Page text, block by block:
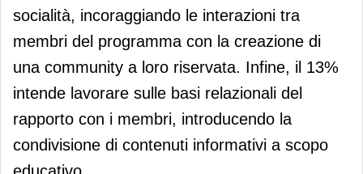
socialità, incoraggiando le interazioni tra
membri del programma con la creazione di
una community a loro riservata. Infine, il 13%
intende lavorare sulle basi relazionali del
rapporto con i membri, introducendo la
condivisione di contenuti informativi a scopo